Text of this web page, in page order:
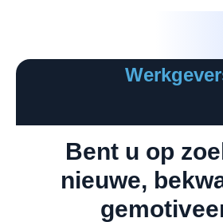
Bent u op
nieuwe,